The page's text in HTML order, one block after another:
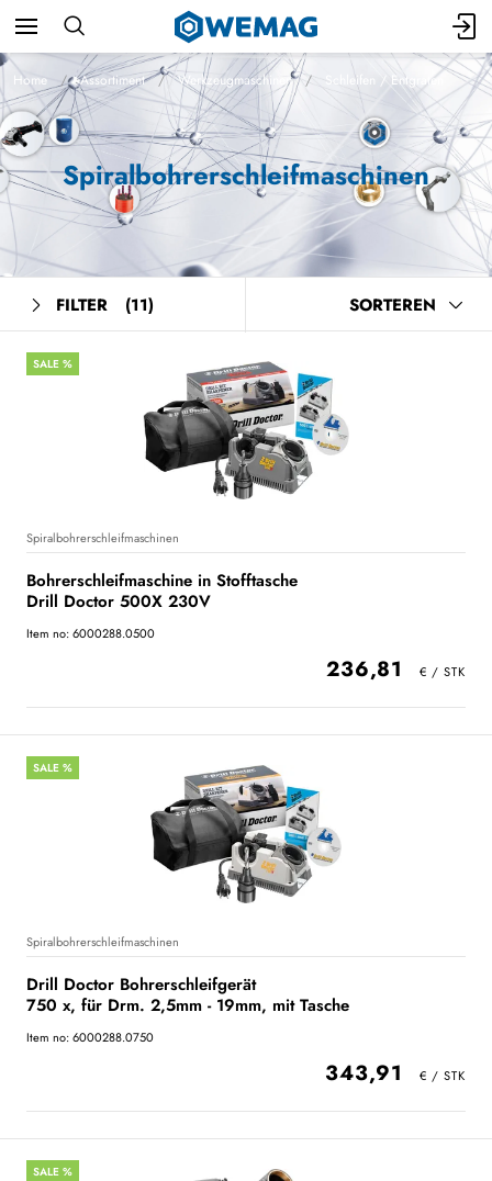
Home Assortiment Werkzeugmaschinen Schleifen / Entgraten
Spiralbohrerschleifmaschinen
FILTER (11) SORTEREN
SALE %
Spiralbohrerschleifmaschinen
Bohrerschleifmaschine in Stofftasche
Drill Doctor 500X 230V
Item no: 6000288.0500
236,81
SALE %
Spiralbohrerschleifmaschinen
Drill Doctor Bohrerschleifgerät
750 x, für Drm. 2,5mm - 19mm, mit Tasche
Item no: 6000288.0750
343,91
SALE %